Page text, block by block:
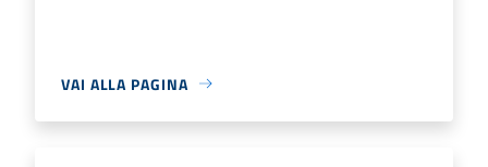
VAI ALLA PAGINA